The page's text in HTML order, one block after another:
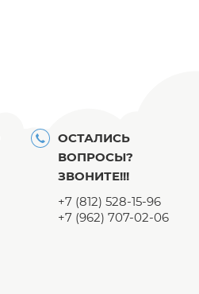
ОСТАЛИСЬ
ВОПРОСЫ?
ЗВОНИТЕ!!!
+7 (812) 528-15-96
+7 (962) 707-02-06